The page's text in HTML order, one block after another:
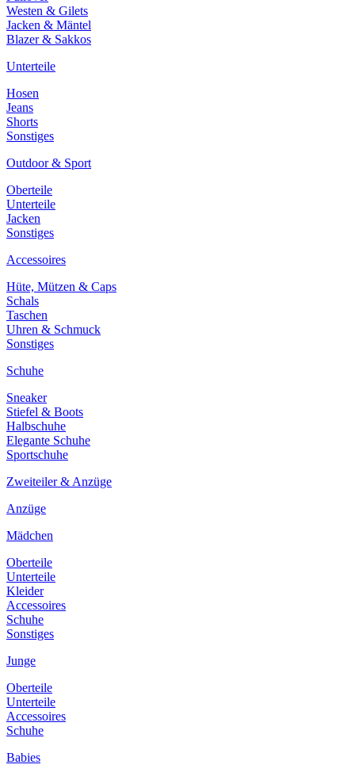
Westen & Gilets
Jacken & Mäntel
Blazer & Sakkos
Unterteile
Hosen
Jeans
Shorts
Sonstiges
Outdoor & Sport
Oberteile
Unterteile
Jacken
Sonstiges
Accessoires
Hüte, Mützen & Caps
Schals
Taschen
Uhren & Schmuck
Sonstiges
Schuhe
Sneaker
Stiefel & Boots
Halbschuhe
Elegante Schuhe
Sportschuhe
Zweiteiler & Anzüge
Anzüge
Mädchen
Oberteile
Unterteile
Kleider
Accessoires
Schuhe
Sonstiges
Junge
Oberteile
Unterteile
Accessoires
Schuhe
Babies